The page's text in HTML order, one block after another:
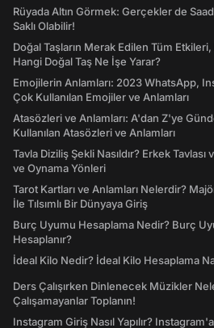
Rüyada Altın Görmek: Gerçekler de
Saklı Olabilir!
Doğal Taşların Merak Edilen Tüm
Hangi Doğal Taş Ne İşe Yarar?
Emojilerin Anlamları: 2023 WhatsApp,
Çok Kullanılan Emojiler ve Anlamları
Atasözleri ve Anlamları: A'dan Z'ye
Kullanılan Atasözleri ve Anlamları
Tavla Diziliş Şekli Nasıldır? Erkek Tavlası
ve Oynama Yönleri
Tarot Kartları ve Anlamları Nelerdir?
İle Tılsımlı Bir Dünyaya Giriş
Burç Uyumu Hesaplama Nedir? Burç
Hesaplanır?
İdeal Kilo Nedir? İdeal Kilo Hesaplama
Ders Çalışırken Dinlenecek Müzikler
Çalışamayanlar Toplanın!
Instagram Giriş Nasıl Yapılır?